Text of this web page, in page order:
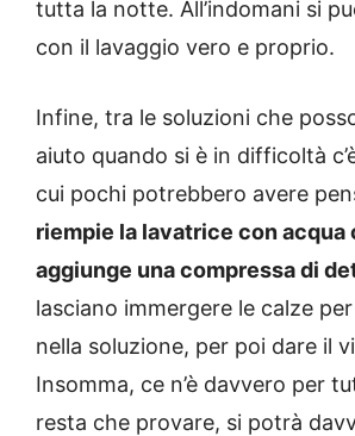
tutta la notte. All’indomani si
con il lavaggio vero e proprio.
Infine, tra le soluzioni che
aiuto quando si è in difficoltà
cui pochi potrebbero avere
riempie la lavatrice con acqua
aggiunge una compressa di
lasciano immergere le calze
nella soluzione, per poi dare il
Insomma, ce n’è davvero per
resta che provare, si potrà